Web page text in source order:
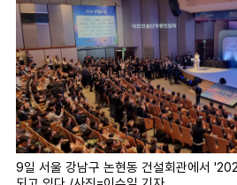
9일 서울 강남구 논현동 건설회관에서